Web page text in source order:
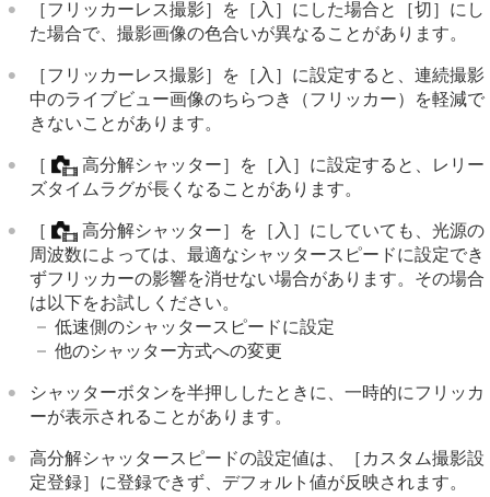
［フリッカーレス撮影］ を ［入］ にした場合と ［切］ にし
た場合で、撮影画像の色合いが異なることがあります。
［フリッカーレス撮影］ を ［入］ に設定すると、連続撮影
中のライブビュー画像のちらつき（フリッカー）を軽減で
きないことがあります。
［ 高分解シャッター］ を ［入］ に設定すると、レリー
ズタイムラグが長くなることがあります。
［ 高分解シャッター］ を ［入］ にしていても、光源の
周波数によっては、最適なシャッタースピードに設定でき
ずフリッカーの影響を消せない場合があります。その場合
は以下をお試しください。
低速側のシャッタースピードに設定
他のシャッター方式への変更
シャッターボタンを半押ししたときに、一時的にフリッカ
ーが表示されることがあります。
高分解シャッタースピードの設定値は、
［カスタム撮影設
定登録］ に登録できず、デフォルト値が反映されます。